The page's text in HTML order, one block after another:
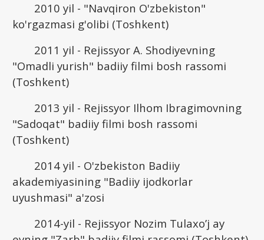
2010 yil - "Navqiron O'zbekiston"
ko'rgazmasi g'olibi (Toshkent)
2011 yil - Rejissyor A. Shodiyevning
"Omadli yurish" badiiy filmi bosh rassomi
(Toshkent)
2013 yil - Rejissyor Ilhom Ibragimovning
"Sadoqat" badiiy filmi bosh rassomi
(Toshkent)
2014 yil - O'zbekiston Badiiy
akademiyasining "Badiiy ijodkorlar
uyushmasi" a'zosi
2014-yil - Rejissyor Nozim Tulaxo’j ay